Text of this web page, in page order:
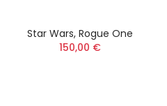
Star Wars, Rogue One
150,00 €